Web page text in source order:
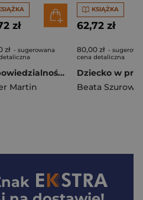
zł
zł - sugerowana
Odpowiedzialność prawna za szkody w środowisku spowodowane przez emisje gazów w prawie niemieckim i polskim
Martin
KSIĄŻKA
62,72 zł
80,00 zł -
cena detaliczna
Beata